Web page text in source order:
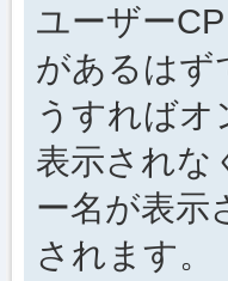
ユーザー
があるはず
うすれば
表示されな
ー名が表示
されます。